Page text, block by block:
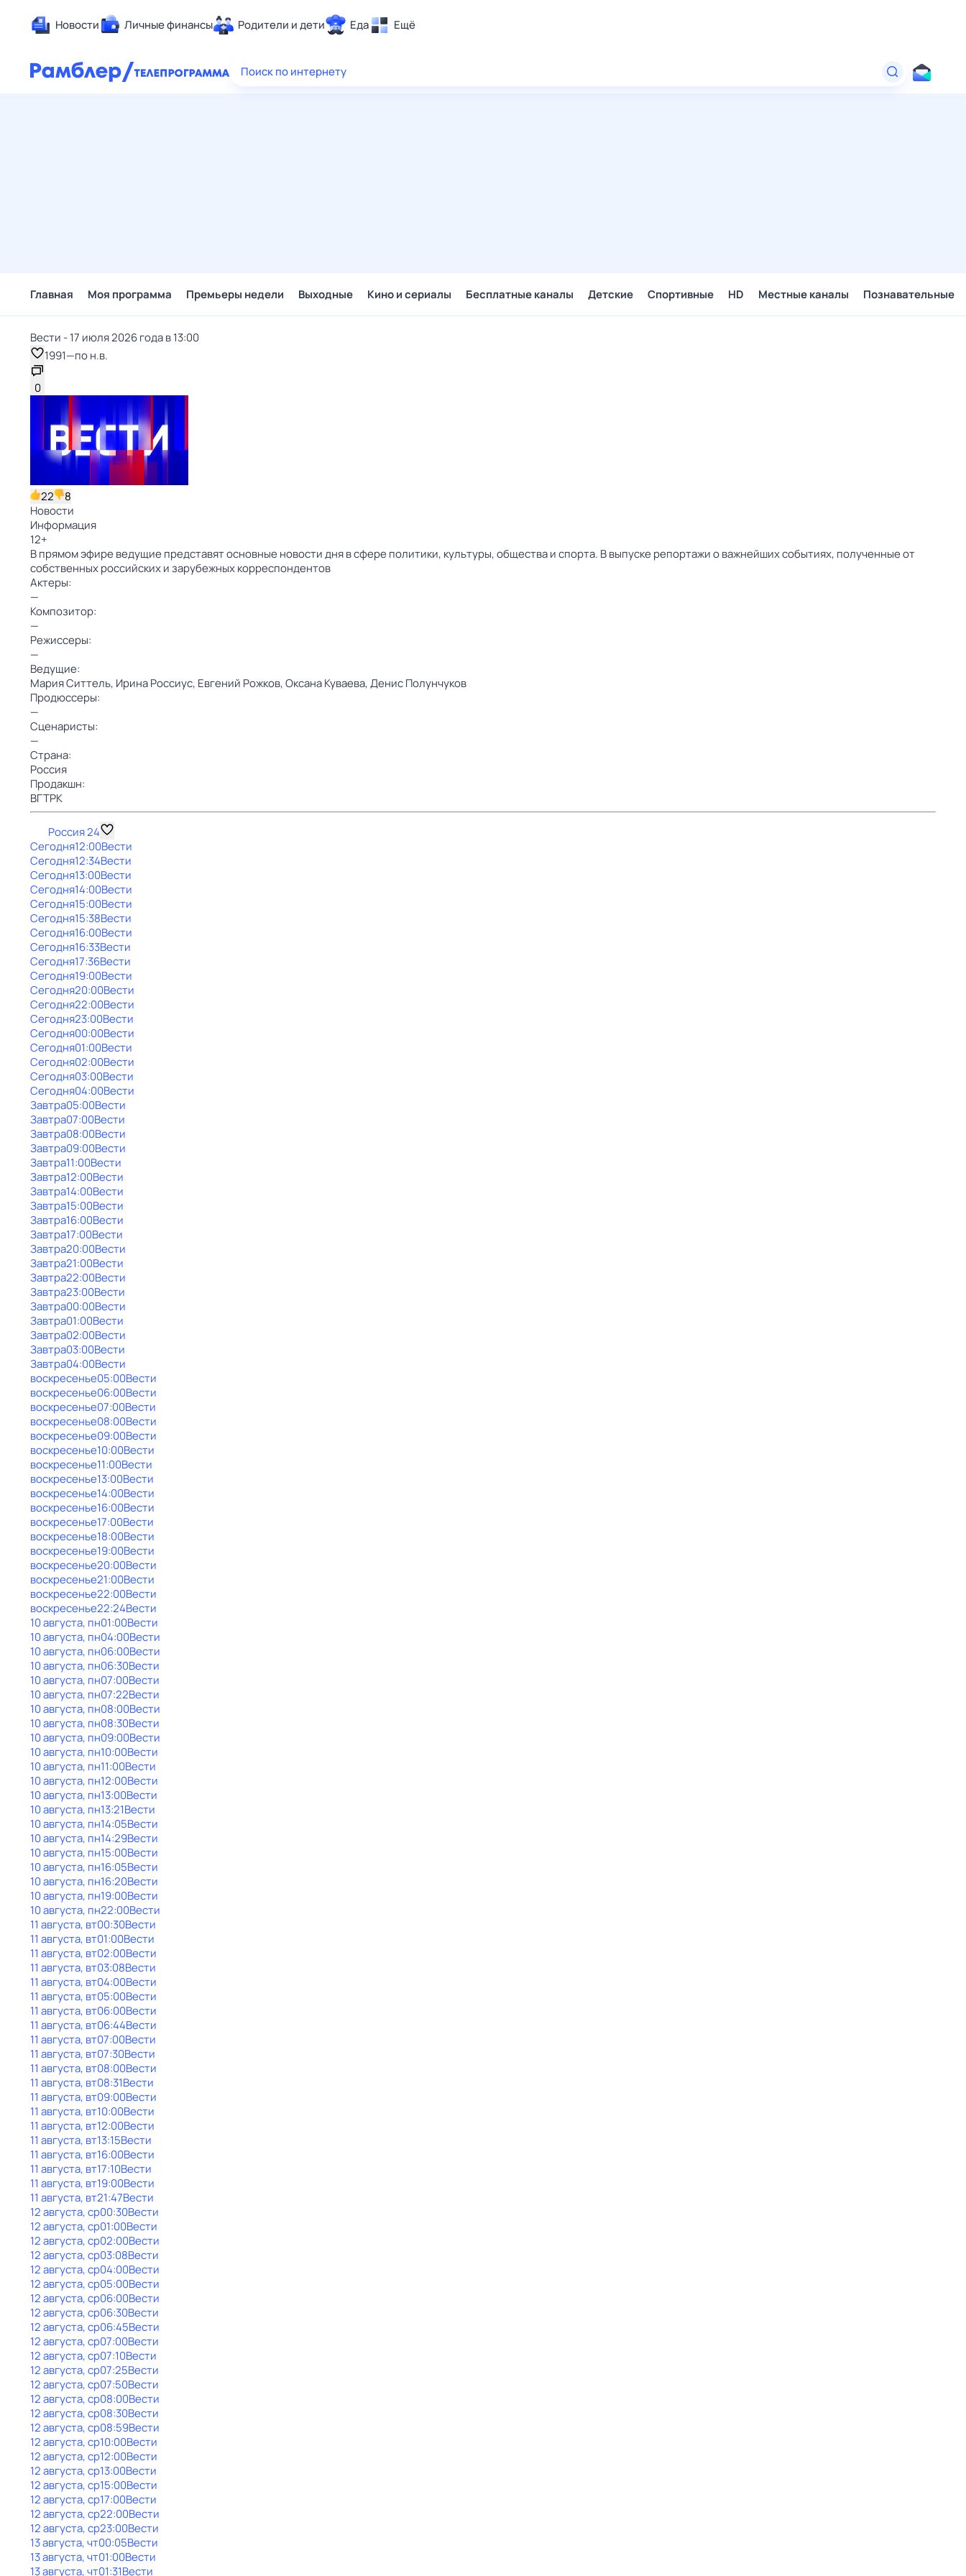
Новости Личные финансы Родители и дети Еда Ещё
Здоровье
Поиск по интернету
Главная Моя программа Премьеры недели Выходные Кино и сериалы Бесплатные каналы Детские Спортивные HD Местные каналы Познавательные
Вести - 17 июля 2026 года в 13:00
1991—по н.в.
0
22
8
Новости
Информация
12+
В прямом эфире ведущие представят основные новости дня в сфере политики, культуры, общества и спорта. В выпуске репортажи о важнейших событиях, полученные от
собственных российских и зарубежных корреспондентов
Актеры:
—
Композитор:
—
Режиссеры:
—
Ведущие:
Мария Ситтель, Ирина Россиус, Евгений Рожков,Оксана Куваева,Денис Полунчуков
Продюссеры:
—
Сценаристы:
—
Страна:
Россия
Продакшн:
ВГТРК
Россия 24
Сегодня12:00Вести
Сегодня12:34Вести
Сегодня13:00Вести
Сегодня14:00Вести
Сегодня15:00Вести
Сегодня15:38Вести
Сегодня16:00Вести
Сегодня16:33Вести
Сегодня17:36Вести
Сегодня19:00Вести
Сегодня20:00Вести
Сегодня22:00Вести
Сегодня23:00Вести
Сегодня00:00Вести
Сегодня01:00Вести
Сегодня02:00Вести
Сегодня03:00Вести
Сегодня04:00Вести
Завтра05:00Вести
Завтра07:00Вести
Завтра08:00Вести
Завтра09:00Вести
Завтра11:00Вести
Завтра12:00Вести
Завтра14:00Вести
Завтра15:00Вести
Завтра16:00Вести
Завтра17:00Вести
Завтра20:00Вести
Завтра21:00Вести
Завтра22:00Вести
Завтра23:00Вести
Завтра00:00Вести
Завтра01:00Вести
Завтра02:00Вести
Завтра03:00Вести
Завтра04:00Вести
воскресенье05:00Вести
воскресенье06:00Вести
воскресенье07:00Вести
воскресенье08:00Вести
воскресенье09:00Вести
воскресенье10:00Вести
воскресенье11:00Вести
воскресенье13:00Вести
воскресенье14:00Вести
воскресенье16:00Вести
воскресенье17:00Вести
воскресенье18:00Вести
воскресенье19:00Вести
воскресенье20:00Вести
воскресенье21:00Вести
воскресенье22:00Вести
воскресенье22:24Вести
10 августа, пн01:00Вести
10 августа, пн04:00Вести
10 августа, пн06:00Вести
10 августа, пн06:30Вести
10 августа, пн07:00Вести
10 августа, пн07:22Вести
10 августа, пн08:00Вести
10 августа, пн08:30Вести
10 августа, пн09:00Вести
10 августа, пн10:00Вести
10 августа, пн11:00Вести
10 августа, пн12:00Вести
10 августа, пн13:00Вести
10 августа, пн13:21Вести
10 августа, пн14:05Вести
10 августа, пн14:29Вести
10 августа, пн15:00Вести
10 августа, пн16:05Вести
10 августа, пн16:20Вести
10 августа, пн19:00Вести
10 августа, пн22:00Вести
11 августа, вт00:30Вести
11 августа, вт01:00Вести
11 августа, вт02:00Вести
11 августа, вт03:08Вести
11 августа, вт04:00Вести
11 августа, вт05:00Вести
11 августа, вт06:00Вести
11 августа, вт06:44Вести
11 августа, вт07:00Вести
11 августа, вт07:30Вести
11 августа, вт08:00Вести
11 августа, вт08:31Вести
11 августа, вт09:00Вести
11 августа, вт10:00Вести
11 августа, вт12:00Вести
11 августа, вт13:15Вести
11 августа, вт16:00Вести
11 августа, вт17:10Вести
11 августа, вт19:00Вести
11 августа, вт21:47Вести
12 августа, ср00:30Вести
12 августа, ср01:00Вести
12 августа, ср02:00Вести
12 августа, ср03:08Вести
12 августа, ср04:00Вести
12 августа, ср05:00Вести
12 августа, ср06:00Вести
12 августа, ср06:30Вести
12 августа, ср06:45Вести
12 августа, ср07:00Вести
12 августа, ср07:10Вести
12 августа, ср07:25Вести
12 августа, ср07:50Вести
12 августа, ср08:00Вести
12 августа, ср08:30Вести
12 августа, ср08:59Вести
12 августа, ср10:00Вести
12 августа, ср12:00Вести
12 августа, ср13:00Вести
12 августа, ср15:00Вести
12 августа, ср17:00Вести
12 августа, ср22:00Вести
12 августа, ср23:00Вести
13 августа, чт00:05Вести
13 августа, чт01:00Вести
13 августа, чт01:31Вести